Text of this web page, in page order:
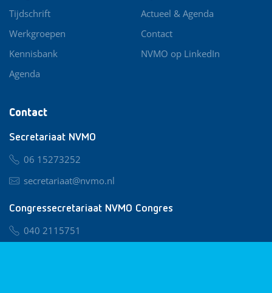
Contact
Secretariaat NVMO
06 15273252
secretariaat@nvmo.nl
Congressecretariaat NVMO Congres
040 2115751
Tijdschrift
Werkgroepen
Kennisbank
Agenda
Actueel & Agenda
Contact
NVMO op LinkedIn